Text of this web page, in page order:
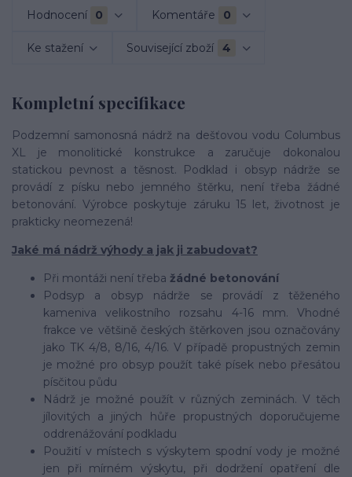
Hodnocení 0 Komentáře 0
Ke stažení Související zboží 4
Kompletní specifikace
Podzemní samonosná nádrž na dešťovou vodu Columbus
XL je monolitické konstrukce a zaručuje dokonalou
statickou pevnost a těsnost. Podklad i obsyp nádrže se
provádí z písku nebo jemného štěrku, není třeba žádné
betonování. Výrobce poskytuje záruku 15 let, životnost je
prakticky neomezená!
Jaké má nádrž výhody a jak ji zabudovat?
Při montáži není třeba žádné betonování
Podsyp a obsyp nádrže se provádí z těženého
kameniva velikostního rozsahu 4-16 mm. Vhodné
frakce ve většině českých štěrkoven jsou označovány
jako TK 4/8, 8/16, 4/16. V případě propustných zemin
je možné pro obsyp použít také písek nebo přesátou
písčitou půdu
Nádrž je možné použít v různých zeminách. V těch
jílovitých a jiných hůře propustných doporučujeme
oddrenážování podkladu
Použití v místech s výskytem spodní vody je možné
jen při mírném výskytu, při dodržení opatření dle